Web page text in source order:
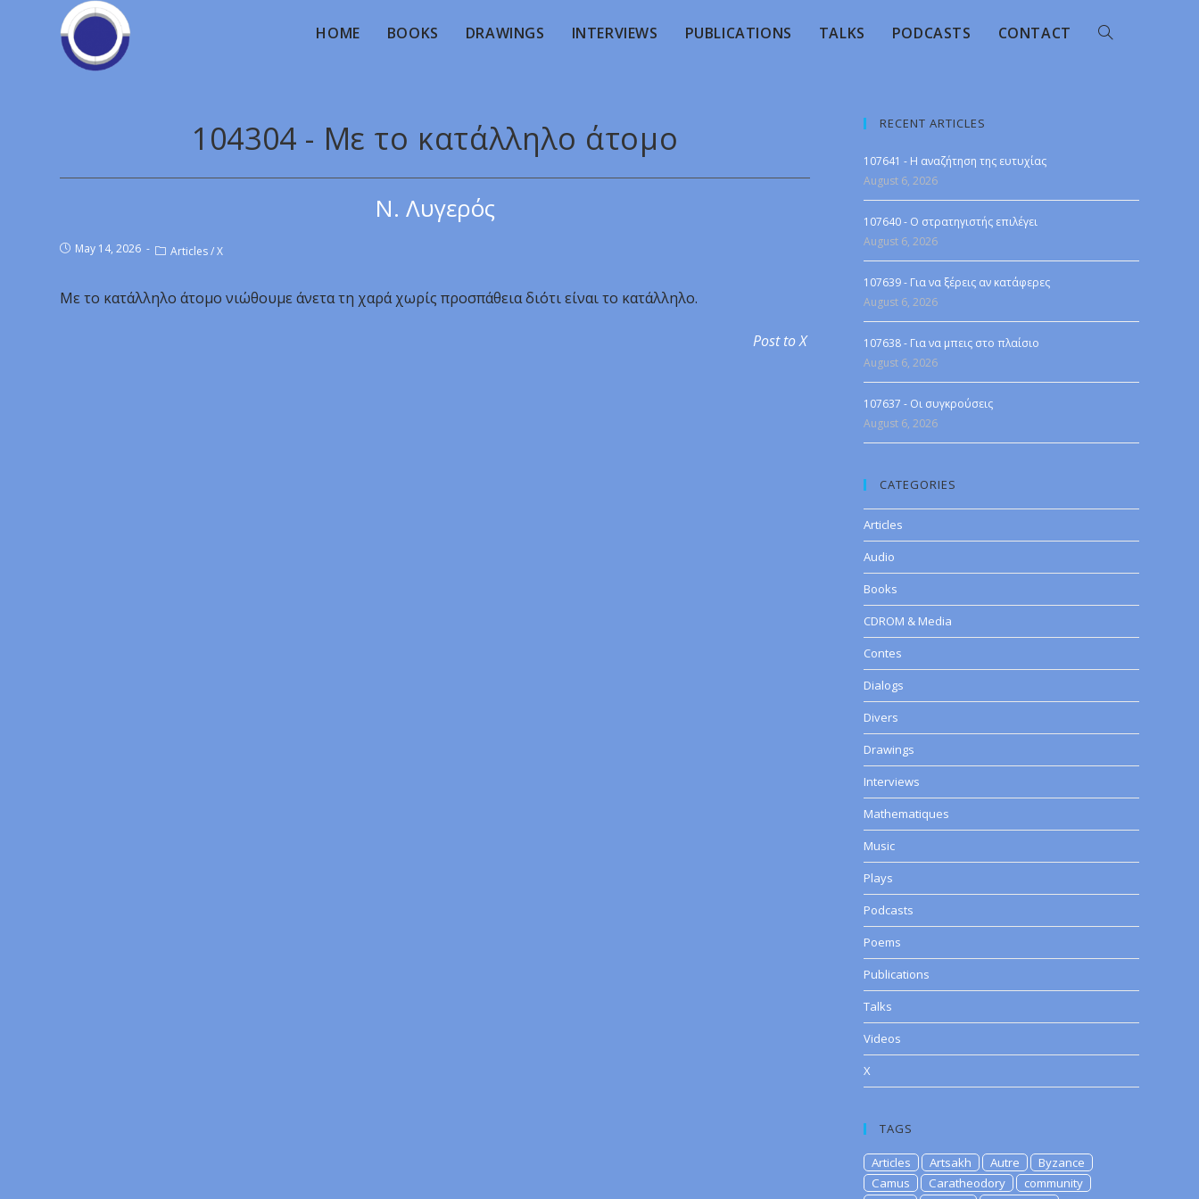
HOME BOOKS DRAWINGS INTERVIEWS PUBLICATIONS TALKS PODCASTS CONTACT
104304 - Με το κατάλληλο άτομο
Ν. Λυγερός
May 14, 2026 Articles/X
Με το κατάλληλο άτομο νιώθουμε άνετα τη χαρά χωρίς προσπάθεια διότι είναι το κατάλληλο.
Post to X
RECENT ARTICLES
107641 - Η αναζήτηση της ευτυχίας
August 6, 2026
107640 - Ο στρατηγιστής επιλέγει
August 6, 2026
107639 - Για να ξέρεις αν κατάφερες
August 6, 2026
107638 - Για να μπεις στο πλαίσιο
August 6, 2026
107637 - Οι συγκρούσεις
August 6, 2026
CATEGORIES
Articles
Audio
Books
CDROM & Media
Contes
Dialogs
Divers
Drawings
Interviews
Mathematiques
Music
Plays
Podcasts
Poems
Publications
Talks
Videos
X
TAGS
Articles Artsakh Autre
Byzance
Camus
Caratheodory
community